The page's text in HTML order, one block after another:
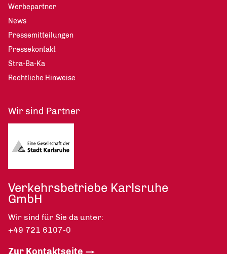
Werbepartner
News
Pressemitteilungen
Pressekontakt
Stra-Ba-Ka
Rechtliche Hinweise
Wir sind Partner
Verkehrsbetriebe Karlsruhe
GmbH
Wir sind für Sie da unter:
+49 721 6107-0
Zur Kontaktseite